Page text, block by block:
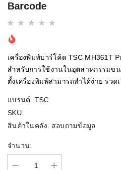
Barcode
เครื่องพิมพ์บาร์โค้ด TSC MH361T
สำหรับการใช้งานในอุตสาหกรรมข
ตั้งเครื่องพิมพ์สามารถทำได้ง่าย รวด
แบรนด์: TSC
SKU:
สินค้าในคลัง: สอบถามข้อมูล
จำนวน: